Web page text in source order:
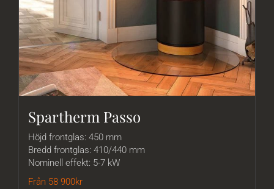
Spartherm Passo
Höjd frontglas: 450 mm
Bredd frontglas: 410/440 mm
Nominell effekt: 5-7 kW
Från 58 900kr